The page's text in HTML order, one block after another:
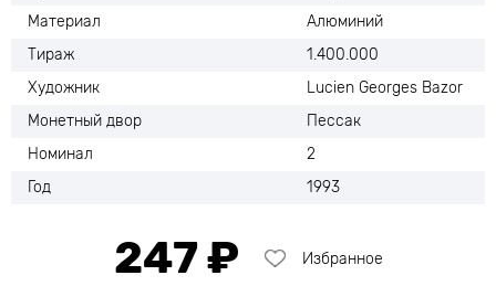
Материал
Алюминий
Тираж
1.400.000
Художник
Lucien Georges Bazor
Монетный двор
Пессак
Номинал
2
Год
1993
247 ₽ Избранное